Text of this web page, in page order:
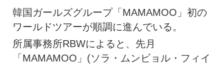
韓国ガールズグループ「MAMAMOO」初の
ワールドツアーが順調に進んでいる。
所属事務所RBWによると、先月
「MAMAMOO」(ソラ・ムンビョル・フィイ